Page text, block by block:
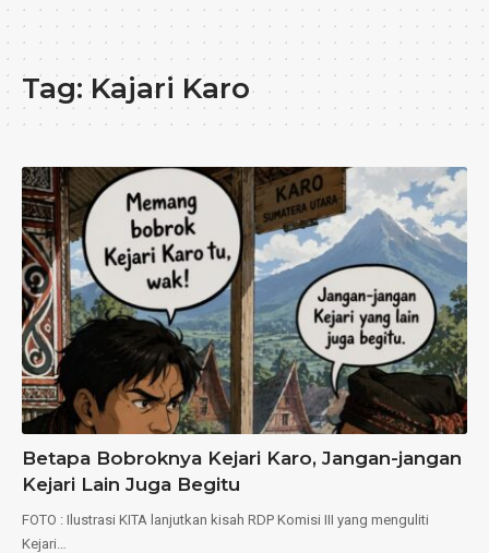
Tag:Kajari Karo
Betapa Bobroknya Kejari Karo, Jangan-jangan
Kejari Lain Juga Begitu
FOTO : Ilustrasi KITA lanjutkan kisah RDP Komisi III yang menguliti
Kejari…